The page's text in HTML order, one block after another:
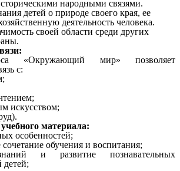
народными связями.
детей о природе своего края, ее
деятельность человека.
своей области среди других
«Окружающий мир» позволяет
с:
искусством;
материала:
особенностей;
сочетание обучения и воспитания;
и развитие познавательных
детей;